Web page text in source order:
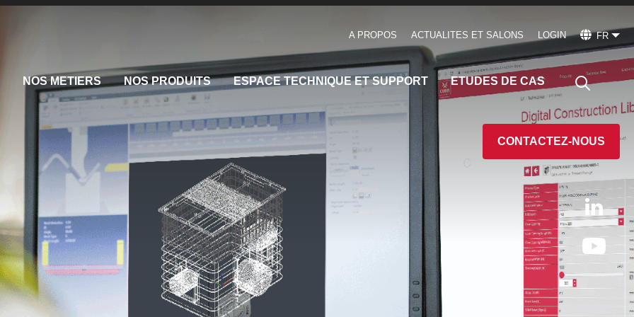
A PROPOS ACTUALITES ET SALONS LOGIN FR
NOS METIERS NOS PRODUITS ESPACE TECHNIQUE ET SUPPORT ETUDES DE CAS
CONTACTEZ-NOUS